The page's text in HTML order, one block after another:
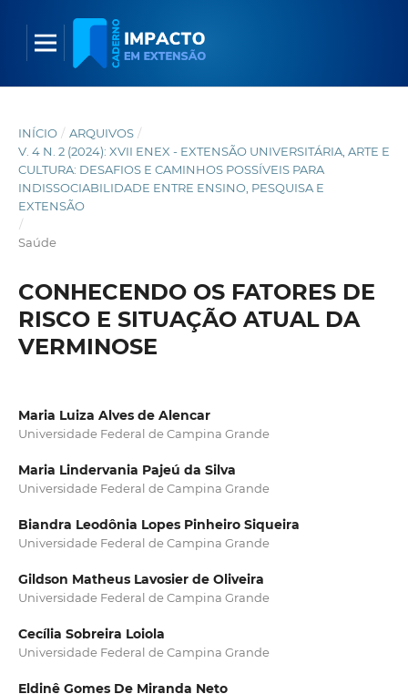
INÍCIO / ARQUIVOS /
V. 4 N. 2 (2024): XVII ENEX - EXTENSÃO UNIVERSITÁRIA, ARTE E
CULTURA: DESAFIOS E CAMINHOS POSSÍVEIS PARA
INDISSOCIABILIDADE ENTRE ENSINO, PESQUISA E
EXTENSÃO
/
Saúde
CONHECENDO OS FATORES DE
RISCO E SITUAÇÃO ATUAL DA
VERMINOSE
Maria Luiza Alves de Alencar
Universidade Federal de Campina Grande
Maria Lindervania Pajeú da Silva
Universidade Federal de Campina Grande
Biandra Leodônia Lopes Pinheiro Siqueira
Universidade Federal de Campina Grande
Gildson Matheus Lavosier de Oliveira
Universidade Federal de Campina Grande
Cecília Sobreira Loiola
Universidade Federal de Campina Grande
Eldinê Gomes De Miranda Neto